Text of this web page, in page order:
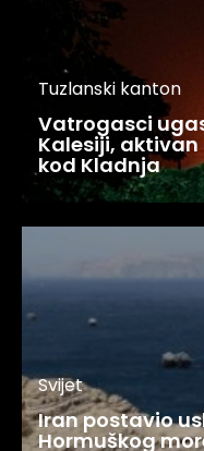
Tuzlanski kanton
Vatrogasci
Kalesiji,
kod Kladnja
Svijet
Iran postavio
Hormuškog